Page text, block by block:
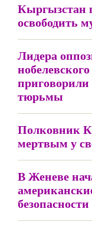
Кыргызстан
освободить
Лидера
тюрьмы
Полковник
мертвым у
В Женеве
безопасности